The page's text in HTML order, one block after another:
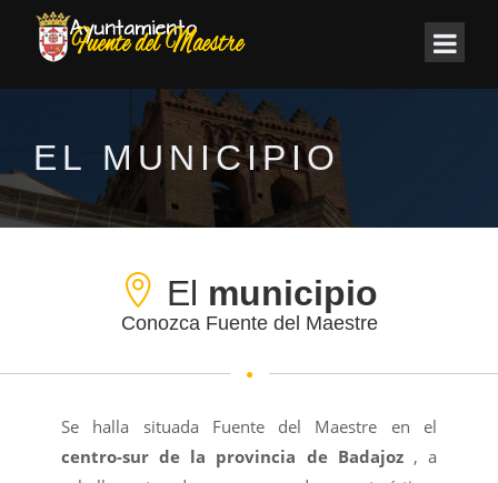
EL MUNICIPIO
El municipio
Conozca Fuente del Maestre
Se halla situada Fuente del Maestre en el
centro-sur de la provincia de Badajoz, a